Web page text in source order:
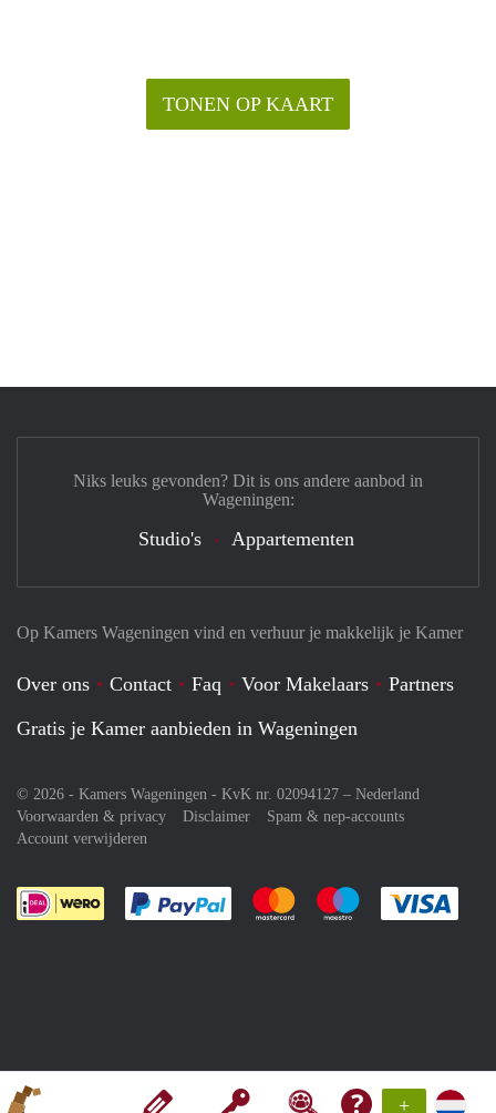
+
TONEN OP KAART
Op Kamers Wageningen vind en verhuur je makkelijk je Kamer
Over ons Contact Faq Voor Makelaars
Partners
Gratis je Kamer aanbieden in Wageningen
© 2026 - Kamers Wageningen - KvK nr. 02094127 – Nederland
Voorwaarden & privacy
Disclaimer
Spam & nep-accounts
Account verwijderen
Je rekent gemakkelijk af met Paypal
Je rekent gemakkelijk af met
Je rekent
Niks leuks gevonden? Dit is ons andere aanbod in
Wageningen:
Studio's Appartementen